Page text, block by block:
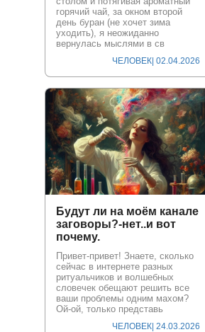
горячий чай, за окном второй
день буран (не хочет зима
уходить), я неожиданно
вернулась мыслями в св
ЧЕЛОВЕК| 02.04.2026
Будут ли на моём канале
заговоры?-нет..и вот
почему.
Привет-привет! Знаете, сколько
сейчас в интернете разных
ритуальчиков и волшебных
словечек обещают решить все
ваши проблемы одним махом?
Ой-ой, только представь
ЧЕЛОВЕК| 24.03.2026